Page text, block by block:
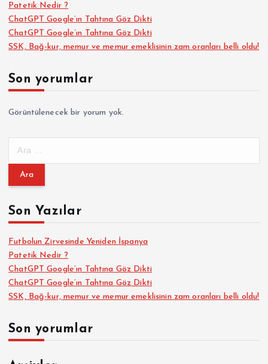
Patetik Nedir ?
ChatGPT Google’ın Tahtına Göz Dikti
ChatGPT Google’ın Tahtına Göz Dikti
SSK, Bağ-kur, memur ve memur emeklisinin zam oranları belli oldu!
Son yorumlar
Görüntülenecek bir yorum yok.
m
:Son Yazılar
Futbolun Zirvesinde Yeniden İspanya
Patetik Nedir ?
ChatGPT Google’ın Tahtına Göz Dikti
ChatGPT Google’ın Tahtına Göz Dikti
SSK, Bağ-kur, memur ve memur emeklisinin zam oranları belli oldu!
Son yorumlar